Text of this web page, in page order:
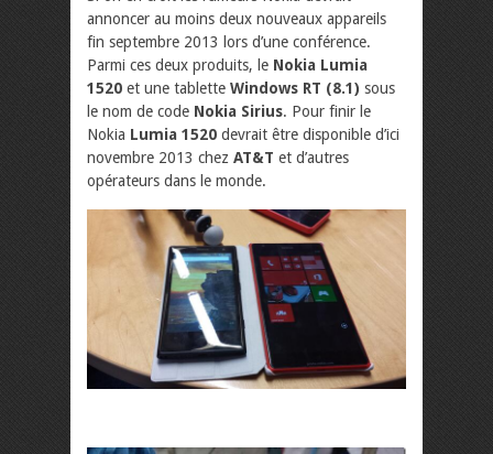
annoncer au moins deux nouveaux appareils
fin septembre 2013 lors d’une conférence.
Parmi ces deux produits, le Nokia Lumia
1520 et une tablette Windows RT (8.1) sous
le nom de code Nokia Sirius. Pour finir le
Nokia Lumia 1520 devrait être disponible d’ici
novembre 2013 chez AT&T et d’autres
opérateurs dans le monde.